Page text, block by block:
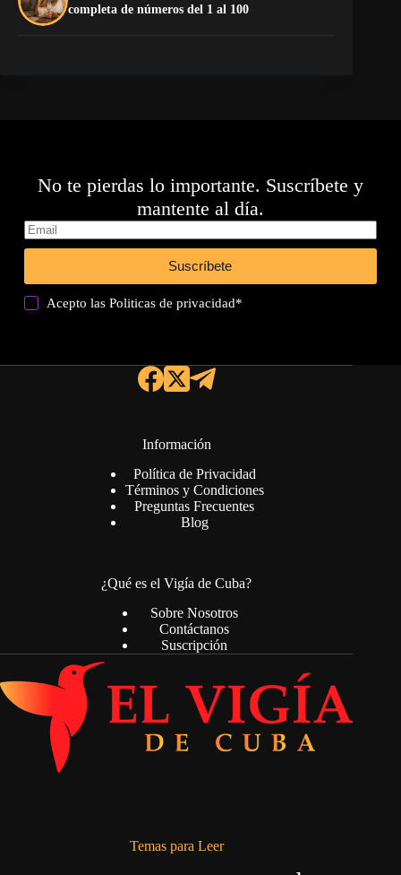
completa de números del 1 al 100
No te pierdas lo importante. Suscríbete y
mantente al día.
Suscríbete
Acepto lasPoliticas de privacidad*
Información
Política de Privacidad
Términos y Condiciones
Preguntas Frecuentes
Blog
¿Qué es el Vigía de Cuba?
Sobre Nosotros
Contáctanos
Suscripción
Temas para Leer